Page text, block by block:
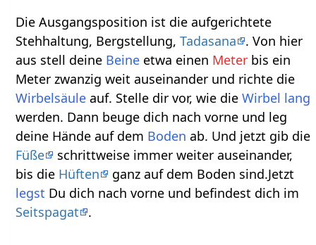
Die Ausgangsposition ist die aufgerichtete
Stehhaltung, Bergstellung,Tadasana
. Von hier
aus stell deine Beine etwa einen Meter bis ein
Meter zwanzig weit auseinander und richte die
Wirbelsäule auf. Stelle dir vor, wie dieWirbel lang
werden. Dann beuge dich nach vorne und leg
deine Hände auf dem Boden ab. Und jetzt gib die
Füße
schrittweise immer weiter auseinander,
bis die Hüften
ganz auf dem Boden sind.Jetzt
legst Du dich nach vorne und befindest dich im
Seitspagat
.